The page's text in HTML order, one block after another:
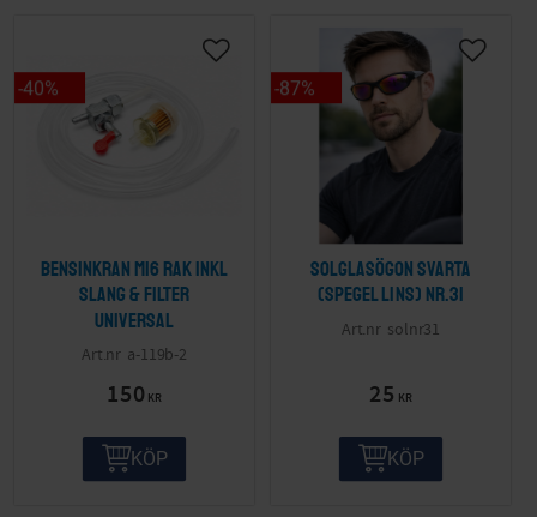
Bensinkran M16 Rak inkl
slang & filter
Universal
a-119b-2
150 KR
40%
KÖP
Solglasögon svarta
(spegel lins) nr.31
solnr31
25 KR
87%
KÖP